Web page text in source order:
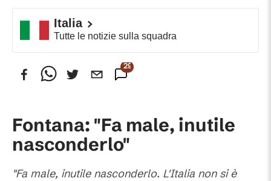
Italia
Tutte le notizie sulla squadra
293
Fontana: "Fa male, inutile
nasconderlo"
"Fa male, inutile nasconderlo. L'Italia non si è